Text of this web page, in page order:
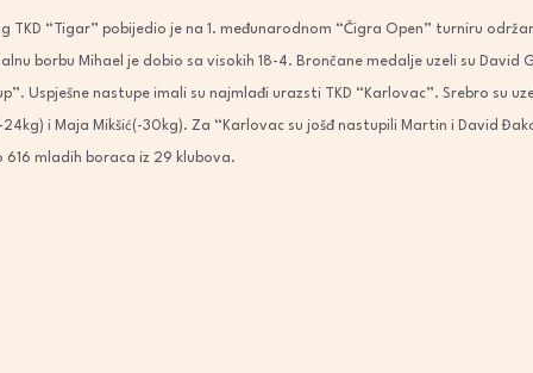
TKD “Tigar” pobijedio je na 1. međunarodnom “Čigra Open” turniru
borbu Mihael je dobio sa visokih 18-4. Brončane medalje uzeli su David
Uspješne nastupe imali su najmlađi urazsti TKD “Karlovac”. Srebro su
i Maja Mikšić(-30kg). Za “Karlovac su jošđ nastupili Martin i David
616 mladih boraca iz 29 klubova.